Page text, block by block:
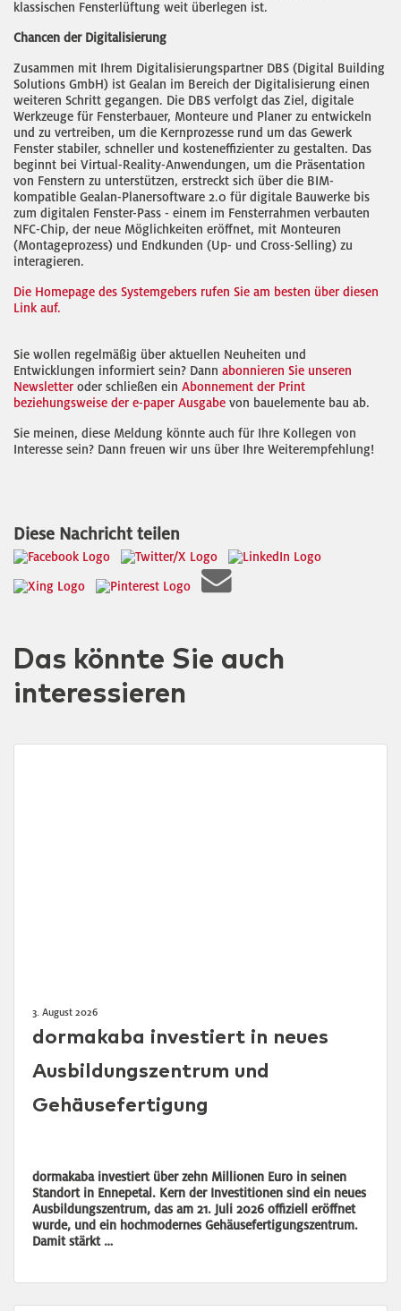
klassischen Fensterlüftung weit überlegen ist.
Chancen der Digitalisierung
Zusammen mit Ihrem Digitalisierungspartner DBS (Digital Building
Solutions GmbH) ist Gealan im Bereich der Digitalisierung einen
weiteren Schritt gegangen. Die DBS verfolgt das Ziel, digitale
Werkzeuge für Fensterbauer, Monteure und Planer zu entwickeln
und zu vertreiben, um die Kernprozesse rund um das Gewerk
Fenster stabiler, schneller und kosteneffizienter zu gestalten. Das
beginnt bei Virtual-Reality-Anwendungen, um die Präsentation
von Fenstern zu unterstützen, erstreckt sich über die BIM-
kompatible Gealan-Planersoftware 2.0 für digitale Bauwerke bis
zum digitalen Fenster-Pass - einem im Fensterrahmen verbauten
NFC-Chip, der neue Möglichkeiten eröffnet, mit Monteuren
(Montageprozess) und Endkunden (Up- und Cross-Selling) zu
interagieren.
Die Homepage des Systemgebers rufen Sie am besten über diesen
Link auf.
Sie wollen regelmäßig über aktuellen Neuheiten und
Entwicklungen informiert sein? Dann abonnieren Sie unseren
Newsletter oder schließen ein Abonnement der Print
beziehungsweise der e-paper Ausgabe von bauelemente bau ab.
Sie meinen, diese Meldung könnte auch für Ihre Kollegen von
Interesse sein? Dann freuen wir uns über Ihre Weiterempfehlung!
Diese Nachricht teilen
Das könnte Sie auch
interessieren
3. August 2026
dormakaba investiert in neues
Ausbildungszentrum und
Gehäusefertigung
dormakaba investiert über zehn Millionen Euro in seinen
Standort in Ennepetal. Kern der Investitionen sind ein neues
Ausbildungszentrum, das am 21. Juli 2026 offiziell eröffnet
wurde, und ein hochmodernes Gehäusefertigungszentrum.
Damit stärkt …